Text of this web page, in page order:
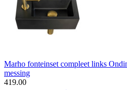
Marho fonteinset compleet links
messing
419.00